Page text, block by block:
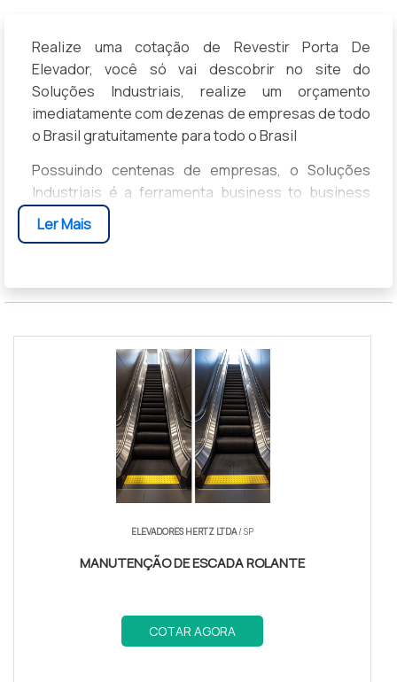
Realize uma cotação de Revestir Porta De
Elevador, você só vai descobrir no site do
Soluções Industriais, realize um orçamento
imediatamente com dezenas de empresas de todo
o Brasil gratuitamente para todo o Brasil
Possuindo centenas de empresas, o Soluções
Industriais é a ferramenta business to business
mais completo da área industrial. Para realizar um
orçamento de Revestir Porta De Elevador, clique
Ler Mais
ELEVADORES HERTZ LTDA/ SP
MANUTENÇÃO DE ESCADA ROLANTE
COTAR AGORA